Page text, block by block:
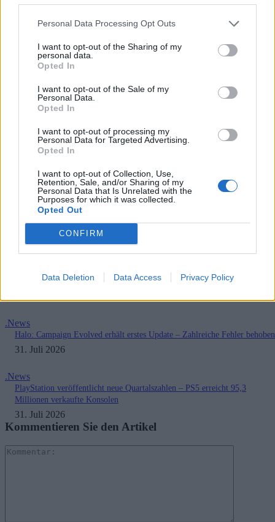
Personal Data Processing Opt Outs
I want to opt-out of the Sharing of my
personal data.
Opted In
I want to opt-out of the Sale of my
Personal Data.
Opted In
I want to opt-out of processing my
Personal Data for Targeted Advertising.
Opted In
I want to opt-out of Collection, Use,
Retention, Sale, and/or Sharing of my
Personal Data that Is Unrelated with the
Purposes for which it was collected.
Opted Out
CONFIRM
Data Deletion Data Access Privacy Policy
https://www.playstationinfo.de/2025/09/11/battlefield-6-dice-
TAGS Battlefield 6
Vorheriger Artikel
EA SPORTS FC 26: Soundtrack
vorgestellt
Battlefield 6: Offizielle
Waffenliste mit 45 Waffen zum
RELATED ARTICLES
gesichert
.News
Halo: Campaign Evolved erhält erstes Update – Zahlreiche Fehler behoben
31. Juli 2026
.News
PlayStation veröffentlicht neue Quartalszahlen – PS5 erreicht 95,3
Millionen verkaufte Konsolen
31. Juli 2026
Kommentieren Sie den Artikel